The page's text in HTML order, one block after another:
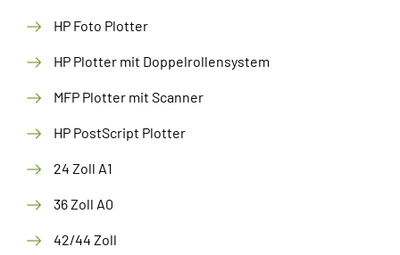
HP Foto Plotter
HP Plotter mit Doppelrollensystem
MFP Plotter mit Scanner
HP PostScript Plotter
24 Zoll A1
36 Zoll A0
42/44 Zoll